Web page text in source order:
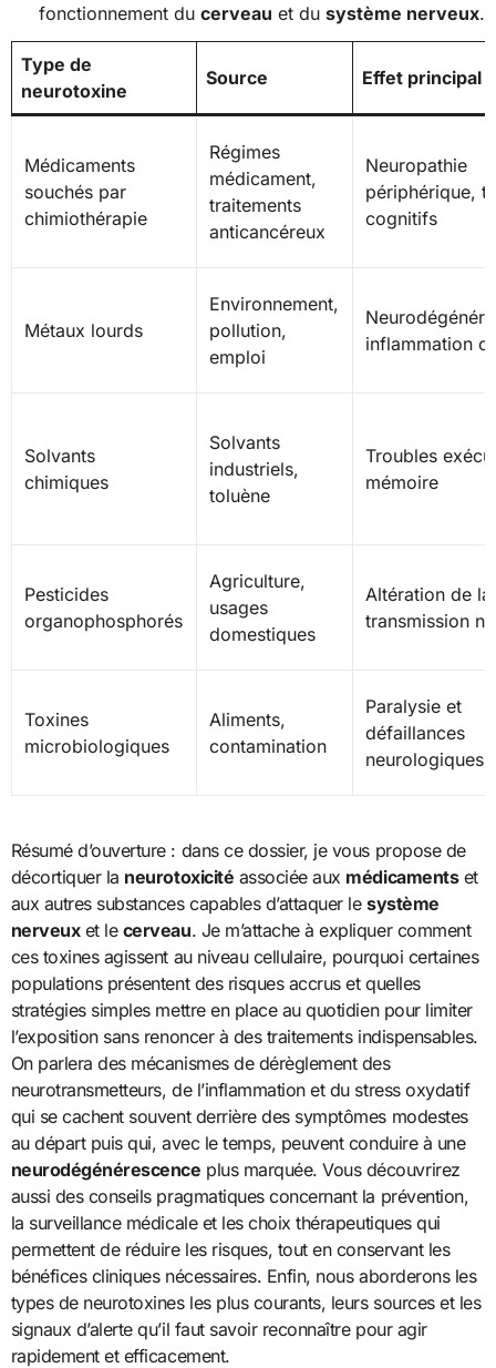
fonctionnement ducerveau et dusystème nerveux.
Type de
neurotoxine
Source Effet principal
Médicaments
souchés par
chimiothérapie
Régimes
médicament,
traitements
anticancéreux
Neuropathie
périphérique,
cognitifs
Métaux lourds
Environnement,
pollution,
emploi
inflammation
Solvants
chimiques
Solvants
industriels,
toluène
Troubles
mémoire
Pesticides
organophosphorés
Agriculture,
usages
domestiques
Altération de la
transmission
Toxines
microbiologiques
Aliments,
contamination
Paralysie et
défaillances
neurologiques
Résumé d’ouverture : dans ce dossier, je vous propose de
décortiquer la neurotoxicité associée aux médicamentset
aux autres substances capables d’attaquer le système
nerveuxet le cerveau. Je m’attache à expliquer comment
ces toxines agissent au niveau cellulaire, pourquoi certaines
populations présentent des risques accrus et quelles
stratégies simples mettre en place au quotidien pour limiter
l’exposition sans renoncer à des traitements indispensables.
On parlera des mécanismes de dérèglement des
neurotransmetteurs, de l’inflammation et du stress oxydatif
qui se cachent souvent derrière des symptômes modestes
au départ puis qui, avec le temps, peuvent conduire à une
neurodégénérescence plus marquée. Vous découvrirez
aussi des conseils pragmatiques concernant la prévention,
la surveillance médicale et les choix thérapeutiques qui
permettent de réduire les risques, tout en conservant les
bénéfices cliniques nécessaires. Enfin, nous aborderons les
types de neurotoxines les plus courants, leurs sources et les
signaux d’alerte qu’il faut savoir reconnaître pour agir
rapidement et efficacement.